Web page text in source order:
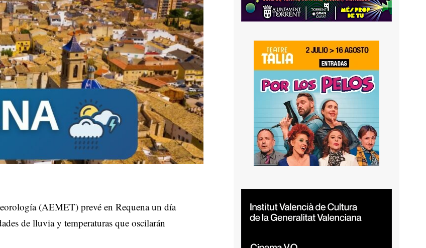
(AEMET) prevé en Requena un día
de lluvia y temperaturas que oscilarán